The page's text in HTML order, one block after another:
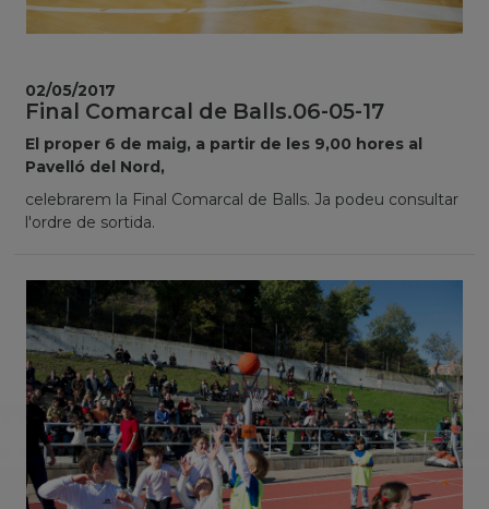
Final Comarcal de Balls.06-05-17
El proper 6 de maig, a partir de les 9,00 hores al
Pavelló del Nord,
celebrarem la Final Comarcal de Balls. Ja podeu consultar
l'ordre de sortida.
02/05/2017